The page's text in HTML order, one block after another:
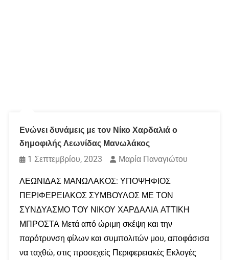
Ενώνει δυνάμεις με τον Νίκο Χαρδαλιά ο
δημοφιλής Λεωνίδας Μανωλάκος
1 Σεπτεμβρίου, 2023
Μαρία Παναγιώτου
ΛΕΩΝΙΔΑΣ ΜΑΝΩΛΑΚΟΣ: ΥΠΟΨΗΦΙΟΣ
ΠΕΡΙΦΕΡΕΙΑΚΟΣ ΣΥΜΒΟΥΛΟΣ ΜΕ ΤΟΝ
ΣΥΝΔΥΑΣΜΟ ΤΟΥ ΝΙΚΟΥ ΧΑΡΔΑΛΙΑ ΑΤΤΙΚΗ
ΜΠΡΟΣΤΑ Μετά από ώριμη σκέψη και την
παρότρυνση φίλων και συμπολιτών μου, αποφάσισα
να ταχθώ, στις προσεχείς Περιφερειακές Εκλογές